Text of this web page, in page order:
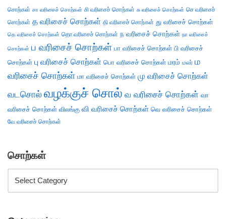
சொற்கள் சா வரிசைச் சொற்கள் சி வரிசைச் சொற்கள் சு வரிசைச் சொற்கள் செ வரிசைச்
சொற்கள் த வரிசைச் சொற்கள் தி வரிசைச் சொற்கள் து வரிசைச் சொற்கள்
தெ வரிசைச் சொற்கள் தொ வரிசைச் சொற்கள் ந வரிசைச் சொற்கள் நா வரிசைச்
சொற்கள் ப வரிசைச் சொற்கள் பா வரிசைச் சொற்கள் பி வரிசைச்
சொற்கள் பு வரிசைச் சொற்கள் பொ வரிசைச் சொற்கள் மரம் மலர் ம
வரிசைச் சொற்கள் மா வரிசைச் சொற்கள் மு வரிசைச் சொற்கள்
வடசொல் வழக்குச் சொல் வ வரிசைச் சொற்கள் வா
வரிசைச் சொற்கள் விலங்கு வி வரிசைச் சொற்கள் வெ வரிசைச் சொற்கள்
வே வரிசைச் சொற்கள்
சொற்கள்